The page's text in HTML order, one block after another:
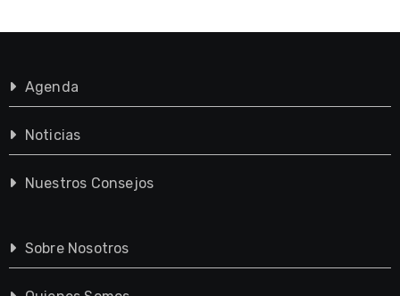
Agenda
Noticias
Nuestros Consejos
Sobre Nosotros